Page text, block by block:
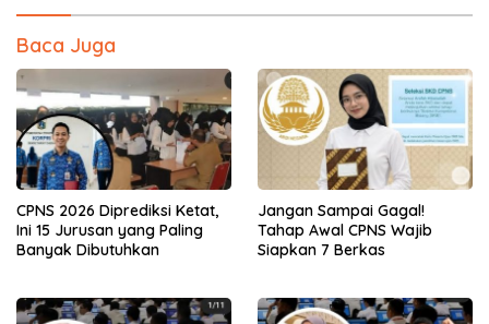
Baca Juga
CPNS 2026 Diprediksi Ketat,
Ini 15 Jurusan yang Paling
Banyak Dibutuhkan
Jangan Sampai Gagal!
Tahap Awal CPNS Wajib
Siapkan 7 Berkas